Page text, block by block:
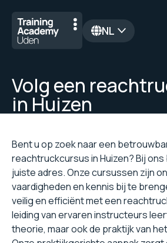
NL
Volg een
in Huizen
Bent u op zoek naar een
reachtruckcursus in Huizen? Bij
juiste adres. Onze cursussen zijn
vaardigheden en kennis bij te
veilig en efficiënt met een
leiding van ervaren instructeurs
theorie, maar ook de praktijk van